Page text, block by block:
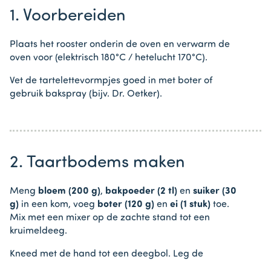
1. Voorbereiden
Plaats het rooster onderin de oven en verwarm de
oven voor (elektrisch 180°C / hetelucht 170°C).
Vet de tartelettevormpjes goed in met boter of
gebruik bakspray (bijv. Dr. Oetker).
2. Taartbodems maken
Meng bloem (200 g), bakpoeder (2 tl) en suiker (30
g) in een kom, voeg boter (120 g) en ei (1 stuk) toe.
Mix met een mixer op de zachte stand tot een
kruimeldeeg.
Kneed met de hand tot een deegbol. Leg de